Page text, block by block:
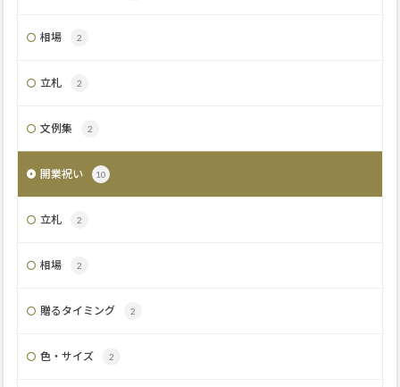
相場 2
立札 2
文例集 2
開業祝い 10
立札 2
相場 2
贈るタイミング 2
色・サイズ 2